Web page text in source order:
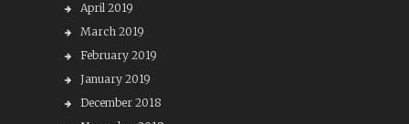
April 2019
March 2019
February 2019
January 2019
December 2018